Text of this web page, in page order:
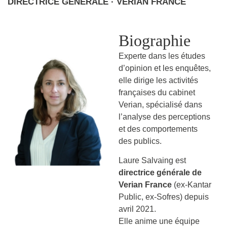
Biographie
Experte dans les études
d’opinion et les enquêtes,
elle dirige les activités
françaises du cabinet
Verian, spécialisé dans
l’analyse des perceptions
et des comportements
des publics.
Laure Salvaing est
directrice générale de
Verian France (ex-Kantar
Public, ex-Sofres) depuis
avril 2021.
Elle anime une équipe